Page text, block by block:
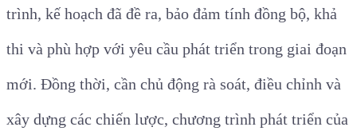
trình, kế hoạch đã đề ra, bảo đảm tính đồng bộ, khả
thi và phù hợp với yêu cầu phát triển trong giai đoạn
mới. Đồng thời, cần chủ động rà soát, điều chỉnh và
xây dựng các chiến lược, chương trình phát triển của